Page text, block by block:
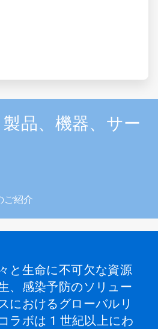
品、機器、サー
ご紹介
と生命に不可欠な資源
、感染予防のソリュー
におけるグローバルリ
ラボは 1 世紀以上にわ